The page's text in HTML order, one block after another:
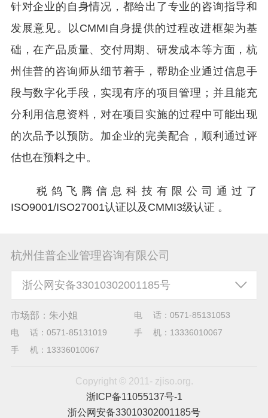
针对企业的自身情况，都给出了专业的咨询指导和
发展意见。以CMMI自身提供的过程改进框架为基
础，在产品质量、交付周期、研发成本等方面，杭
州佳普的咨询师从细节着手，帮助企业通过信息手
段与数字化手段，实现有序的项目管理；并且能充
分利用信息资料，对在项目实施的过程中可能出现
的次品予以预防。加企业的完美配合，顺利通过评
估也在预料之中。
税鸽飞腾信息科技有限公司通过了
ISO9001/ISO27001认证以及CMMI3级认证 。
杭州佳普企业管理咨询有限公司
浙公网安备33010302001185号
市场部：朱小姐 电 话：0571-85131053
电 话：0571-85131019 手 机：13336010067
手 机：13336010067
Copyright © 2011- zjiso.org.
浙ICP备11055137号-1
浙公网安备33010302001185号